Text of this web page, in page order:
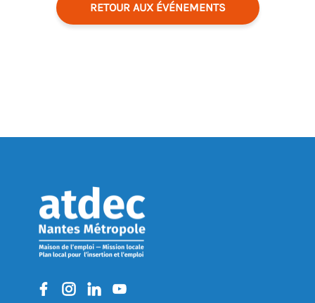
RETOUR AUX ÉVÉNEMENTS